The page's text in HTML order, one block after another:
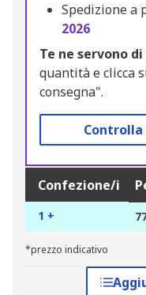
Spedizione a
2026
Te ne servono di
quantità e clicca
consegna".
Controlla
Confezione/i
1 +
*prezzo indicativo